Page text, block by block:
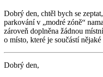
Dobrý den, chtěl bych se
parkování v „modré zóně“
zároveň doplněna žádnou
o místo, které je součástí
Dobrý den,